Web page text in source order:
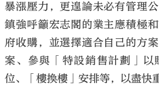
暴漲壓力，更遑論未必有管理
鎮強呼籲宏志閣的業主應積極
府收購，並選擇適合自己的方
案、參與「特設銷售計劃」以
位、「樓換樓」安排等，以盡快